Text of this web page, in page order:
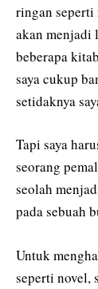
ringan seperti
akan menjadi
beberapa
saya cukup
setidaknya
Tapi saya
seorang
seolah
pada sebuah
Untuk
seperti novel,